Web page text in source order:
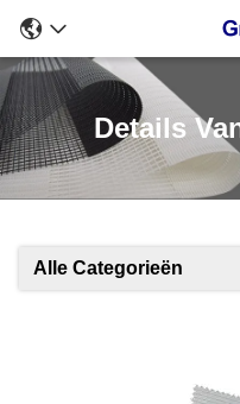
Details
Alle Categorieën